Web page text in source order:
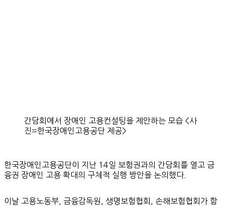
간담회에서 장애인 고용컨설팅을 제안하는 모습 <사
진=한국장애인고용공단 제공>
한국장애인고용공단이 지난 14일 보험권과의 간담회를 열고 금
융권 장애인 고용 확대의 구체적 실행 방안을 논의했다.
이날 고용노동부, 금융감독원, 생명보험협회, 손해보험협회가 함